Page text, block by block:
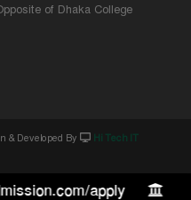
apply
of Dhaka College
& Developed By Hi Tech IT